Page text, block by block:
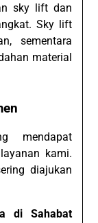
sky lift dan
Sky lift
sementara
material
mendapat
kami.
diajukan
di Sahabat